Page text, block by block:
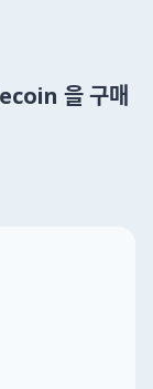
을 구매